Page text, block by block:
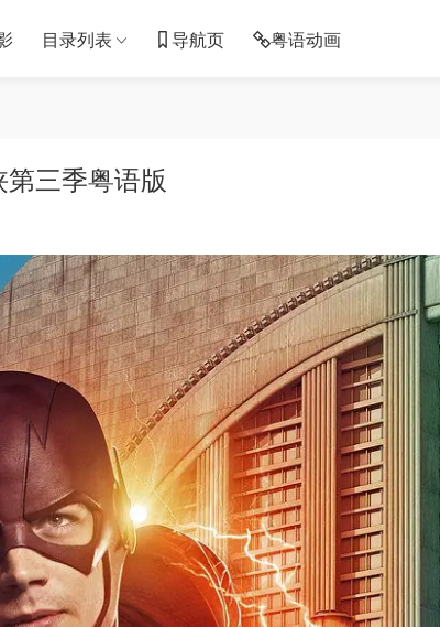
目录列表 导航页 粤语动画
三季粤语版